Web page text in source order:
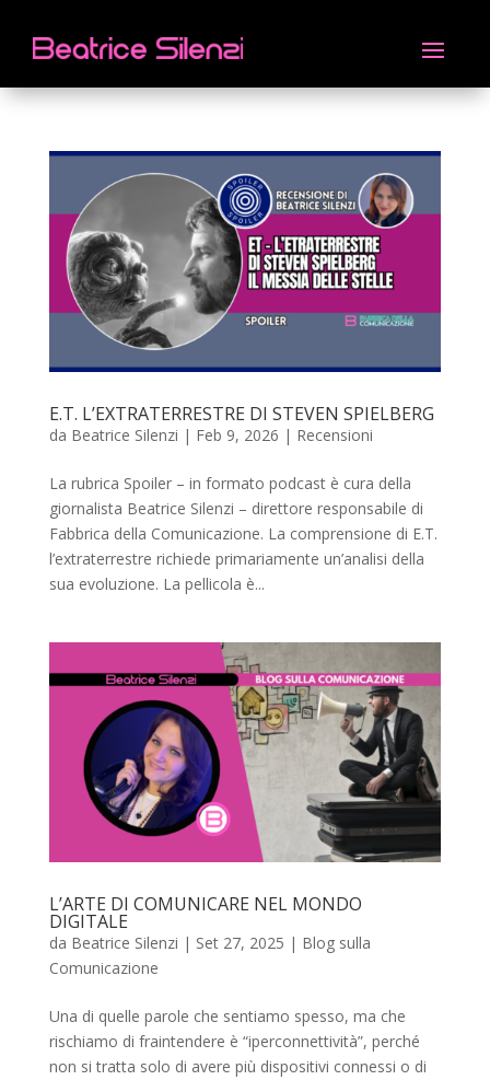
E.T. L’EXTRATERRESTRE DI STEVEN SPIELBERG
da Beatrice Silenzi | Feb 9, 2026 | Recensioni
La rubrica Spoiler – in formato podcast è cura della
giornalista Beatrice Silenzi – direttore responsabile di
Fabbrica della Comunicazione. La comprensione di E.T.
l’extraterrestre richiede primariamente un’analisi della
sua evoluzione. La pellicola è...
L’ARTE DI COMUNICARE NEL MONDO
DIGITALE
da Beatrice Silenzi | Set 27, 2025 | Blog sulla
Comunicazione
Una di quelle parole che sentiamo spesso, ma che
rischiamo di fraintendere è “iperconnettività”, perché
non si tratta solo di avere più dispositivi connessi o di